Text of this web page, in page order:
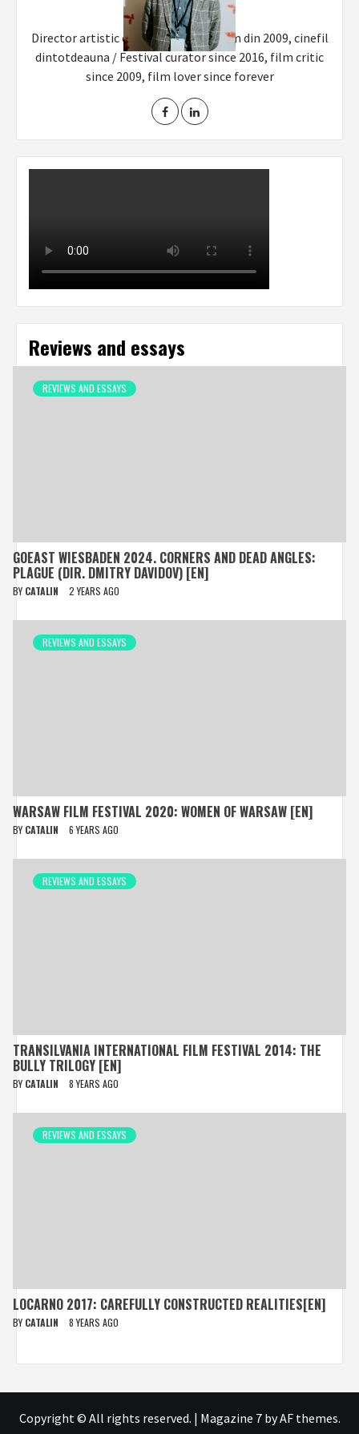
Director artistic din 2016, critic de film din 2009, cinefil
dintotdeauna / Festival curator since 2016, film critic
since 2009, film lover since forever
Reviews and essays
REVIEWS AND ESSAYS
GOEAST WIESBADEN 2024. CORNERS AND DEAD ANGLES:
PLAGUE (DIR. DMITRY DAVIDOV) [EN]
BY CATALIN 2 YEARS AGO
REVIEWS AND ESSAYS
WARSAW FILM FESTIVAL 2020: WOMEN OF WARSAW [EN]
BY CATALIN 6 YEARS AGO
REVIEWS AND ESSAYS
TRANSILVANIA INTERNATIONAL FILM FESTIVAL 2014: THE
BULLY TRILOGY [EN]
BY CATALIN 8 YEARS AGO
REVIEWS AND ESSAYS
LOCARNO 2017: CAREFULLY CONSTRUCTED REALITIES[EN]
BY CATALIN 8 YEARS AGO
Copyright © All rights reserved. | Magazine 7by AF themes.